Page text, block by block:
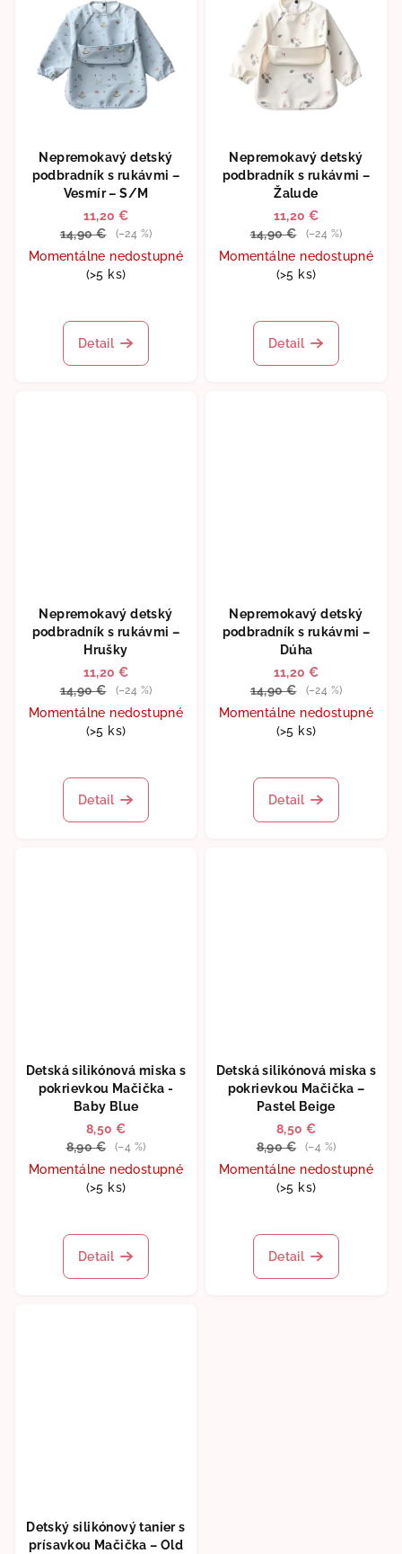
Nepremokavý detský
podbradník s rukávmi –
Vesmír – S/M
11,20 €
14,90 €
(–24 %)
Momentálne nedostupné
(>5 ks)
hodnotenie
produktu
Detail
Nepremokavý detský
podbradník s rukávmi –
Žalude
11,20 €
14,90 €
(–24 %)
Momentálne nedostupné
(>5 ks)
Detail
Nepremokavý detský
podbradník s rukávmi –
Hrušky
11,20 €
14,90 €
(–24 %)
Momentálne nedostupné
(>5 ks)
Detail
Nepremokavý detský
podbradník s rukávmi –
Dúha
11,20 €
14,90 €
(–24 %)
Momentálne nedostupné
(>5 ks)
Detail
Detská silikónová miska s
pokrievkou Mačička -
Baby Blue
8,50 €
8,90 €
(–4 %)
Momentálne nedostupné
(>5 ks)
Detail
Detská silikónová miska s
pokrievkou Mačička –
Pastel Beige
8,50 €
8,90 €
(–4 %)
Momentálne nedostupné
(>5 ks)
Detail
Detský silikónový tanier s
prísavkou Mačička – Old